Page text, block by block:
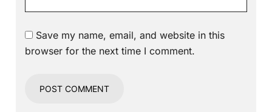
Save my name, email, and website in this
browser for the next time I comment.